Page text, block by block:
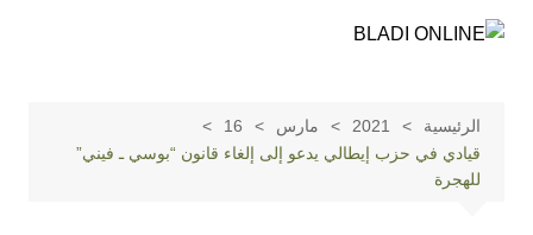
الرئيسية 2021 مارس
16
قيادي في حزب إيطالي يدعو إلى إلغاء قانون “بوسي ـ فيني”
للهجرة